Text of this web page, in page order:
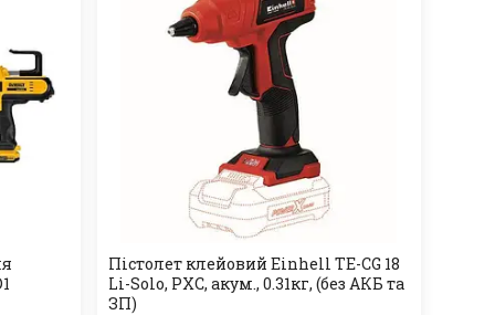
Пістолет клейовий Einhell TE-CG 18
Li-Solo, PXC, акум., 0.31кг, (без АКБ та
ЗП)